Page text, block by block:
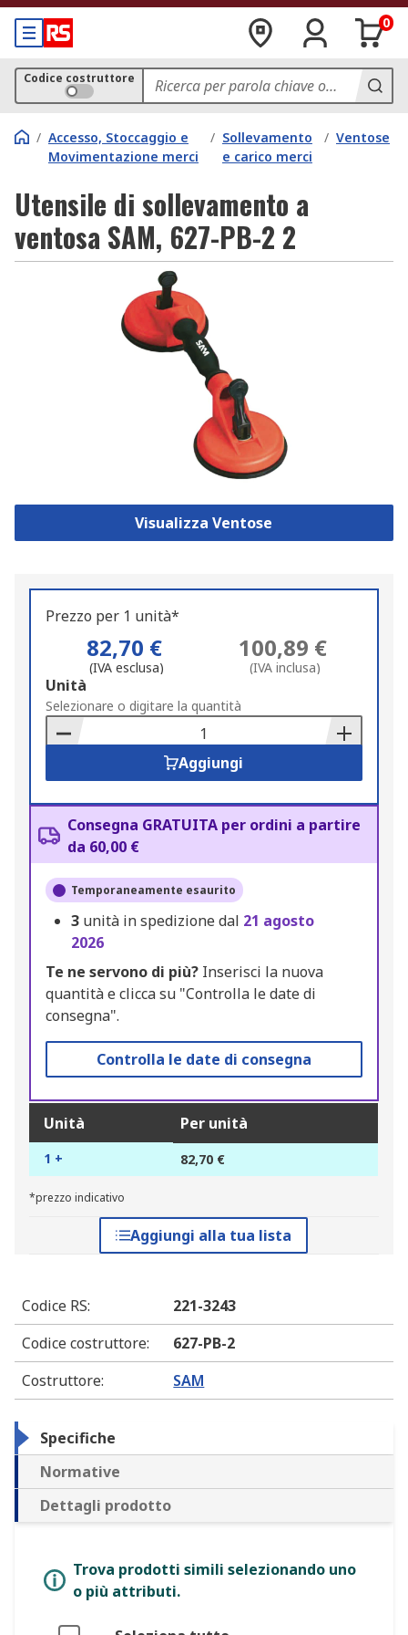
0
Codice costruttore
/ Accesso, Stoccaggio e
Movimentazione merci
/ Sollevamento
e carico merci
/ Ventose
Utensile di sollevamento a
ventosa SAM, 627-PB-2 2
Visualizza Ventose
Prezzo per 1 unità*
82,70 €
(IVA esclusa)
100,89 €
(IVA inclusa)
Add
to
Basket
Unità
Selezionare o digitare la quantità
Aggiungi
Consegna GRATUITA per ordini a partire
da 60,00 €
Temporaneamente esaurito
3 unità in spedizione dal 21 agosto
2026
Te ne servono di più? Inserisci la nuova
quantità e clicca su "Controlla le date di
consegna".
Controlla le date di consegna
Unità Per unità
1 + 82,70 €
*prezzo indicativo
Aggiungi alla tua lista
Codice RS:
221-3243
Codice costruttore:
627-PB-2
Costruttore: SAM
Specifiche
Normative
Dettagli prodotto
Trova prodotti simili selezionando uno
o più attributi.